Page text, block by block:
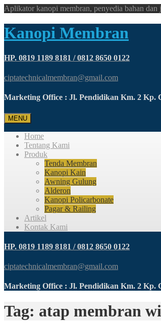
Aplikator kanopi membran, penyedia bahan dan
Kanopi Membran
HP. 0819 1189 8181 / 0812 8650 0122
ciptatechnicalmembran@gmail.com
Marketing Office : Jl. Pendidikan Km. 2 Kp.
MENU
Home
Tentang Kami
Produk
Tenda Membran
Kanopi Kain
Awning Gulung
Alderon
Kanopi Policarbonate
Pagar & Railing
Artikel
Kontak Kami
HP. 0819 1189 8181 / 0812 8650 0122
ciptatechnicalmembran@gmail.com
Marketing Office : Jl. Pendidikan Km. 2 Kp.
Tag: atap membran